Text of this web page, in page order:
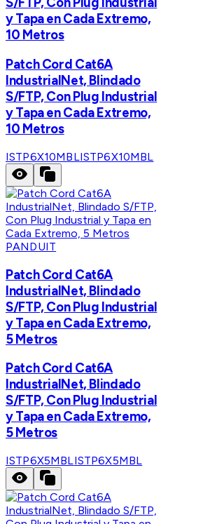
y Tapa en Cada Extremo,
10 Metros
Patch Cord Cat6A
IndustrialNet, Blindado
S/FTP, Con Plug Industrial
y Tapa en Cada Extremo,
10 Metros
ISTP6X10MBLISTP6X10MBL
PANDUIT
Patch Cord Cat6A
IndustrialNet, Blindado
S/FTP, Con Plug Industrial
y Tapa en Cada Extremo,
5 Metros
Patch Cord Cat6A
IndustrialNet, Blindado
S/FTP, Con Plug Industrial
y Tapa en Cada Extremo,
5 Metros
ISTP6X5MBLISTP6X5MBL